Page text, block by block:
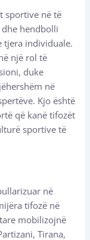
sportive në të
hendbolli
tjera individuale.
një rol të
duke
në
Kjo është
që kanë tifozët
sportive të
në
tifozë në
mobilizojnë
Tirana,